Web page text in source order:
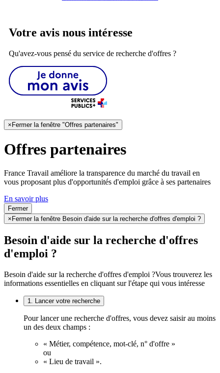
Votre avis nous intéresse
Qu'avez-vous pensé du service de recherche d'offres ?
×Fermer la fenêtre "Offres partenaires"
Offres partenaires
France Travail améliore la transparence du marché du travail en
vous proposant plus d'opportunités d'emploi grâce à ses partenaires
En savoir plus
Fermer
× Fermer la fenêtre Besoin d'aide sur la recherche d'offres d'emploi ?
Besoin d'aide sur la recherche d'offres
d'emploi ?
Besoin d'aide sur la recherche d'offres d'emploi ?Vous trouverez les
informations essentielles en cliquant sur l'étape qui vous intéresse
1. Lancer votre recherche
Pour lancer une recherche d'offres, vous devez saisir au moins
un des deux champs :
« Métier, compétence, mot-clé, n° d'offre »
ou
« Lieu de travail ».